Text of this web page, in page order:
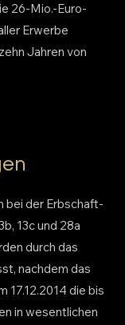
26-Mio.-Euro-
Erwerbe
Jahren von
bei der Erbschaft-
13c und 28a
durch das
nachdem das
17.12.2014 die bis
in wesentlichen